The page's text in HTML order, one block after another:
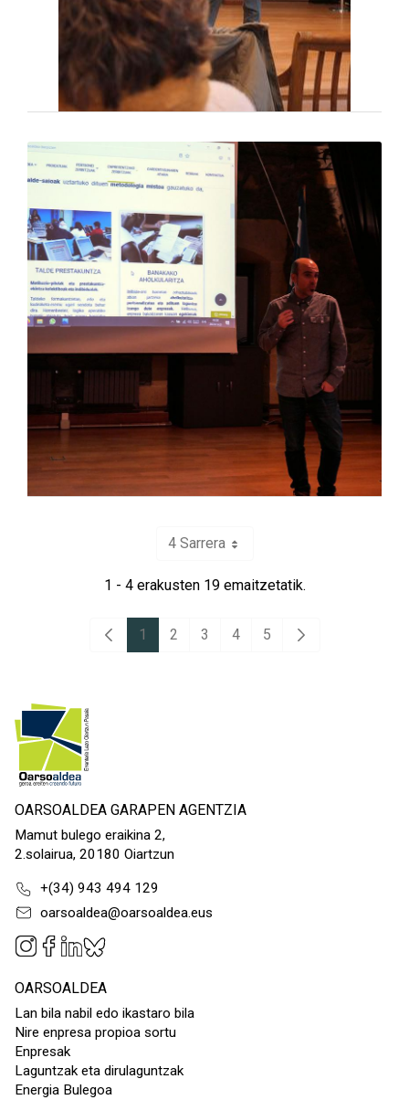
4 SarreraPer Page
1 - 4 erakusten 19 emaitzetatik.
Aurreko orria
Orrialdea
1 Orrialdea
2 Orrialdea
3 Orrialdea
4 Orrialdea
5 Hurrengo
OARSOALDEA GARAPEN AGENTZIA
Mamut bulego eraikina 2,
2.solairua, 20180 Oiartzun
+(34) 943 494 129
oarsoaldea@oarsoaldea.eus
OARSOALDEA
Lan bila nabil edo ikastaro bila
Nire enpresa propioa sortu
Enpresak
Laguntzak eta dirulaguntzak
Energia Bulegoa